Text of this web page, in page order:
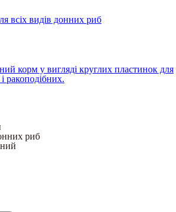
всіх видів донних риб
корм у вигляді круглих пластинок для
ракоподібних.
риб